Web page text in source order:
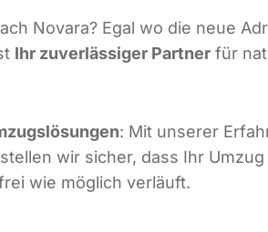
Novara? Egal wo die neue
Ihr zuverlässiger Partner für
: Mit unserer
wir sicher, dass Ihr Umzug
wie möglich verläuft.